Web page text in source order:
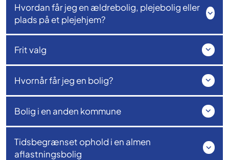
Hvordan får jeg en ældrebolig, plejebolig eller
plads på et plejehjem?
Frit valg
Hvornår får jeg en bolig?
Bolig i en anden kommune
Tidsbegrænset ophold i en almen
aflastningsbolig